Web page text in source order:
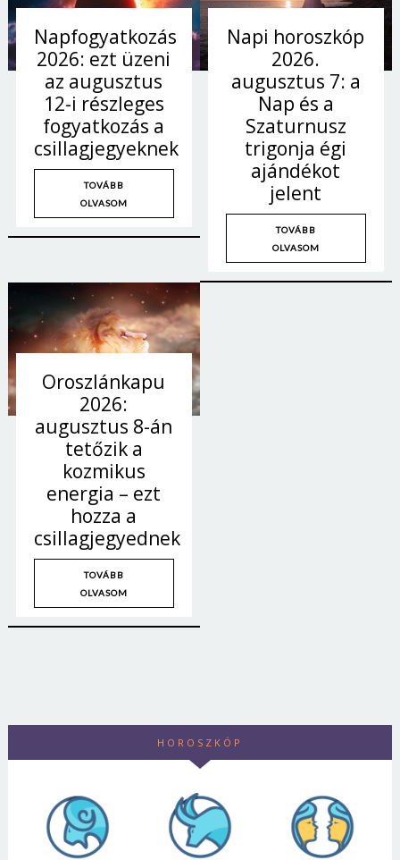
Napfogyatkozás
2026: ezt üzeni
az augusztus
12-i részleges
fogyatkozás a
csillagjegyeknek
TOVÁBB
OLVASOM
Napi horoszkóp
2026.
augusztus 7: a
Nap és a
Szaturnusz
trigonja égi
ajándékot
jelent
TOVÁBB
OLVASOM
Oroszlánkapu
2026:
augusztus 8-án
tetőzik a
kozmikus
energia – ezt
hozza a
csillagjegyednek
TOVÁBB
OLVASOM
HOROSZKÓP